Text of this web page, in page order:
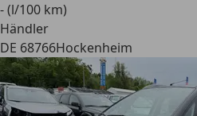
- (l/100 km)
Händler
DE 68766Hockenheim